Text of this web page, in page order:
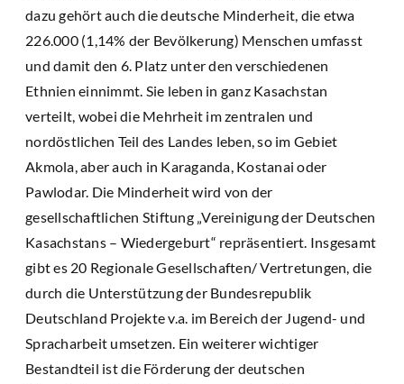
dazu gehört auch die deutsche Minderheit, die etwa
226.000 (1,14% der Bevölkerung) Menschen umfasst
und damit den 6. Platz unter den verschiedenen
Ethnien einnimmt. Sie leben in ganz Kasachstan
verteilt, wobei die Mehrheit im zentralen und
nordöstlichen Teil des Landes leben, so im Gebiet
Akmola, aber auch in Karaganda, Kostanai oder
Pawlodar. Die Minderheit wird von der
gesellschaftlichen Stiftung „Vereinigung der Deutschen
Kasachstans – Wiedergeburt“ repräsentiert. Insgesamt
gibt es 20 Regionale Gesellschaften/ Vertretungen, die
durch die Unterstützung der Bundesrepublik
Deutschland Projekte v.a. im Bereich der Jugend- und
Spracharbeit umsetzen. Ein weiterer wichtiger
Bestandteil ist die Förderung der deutschen